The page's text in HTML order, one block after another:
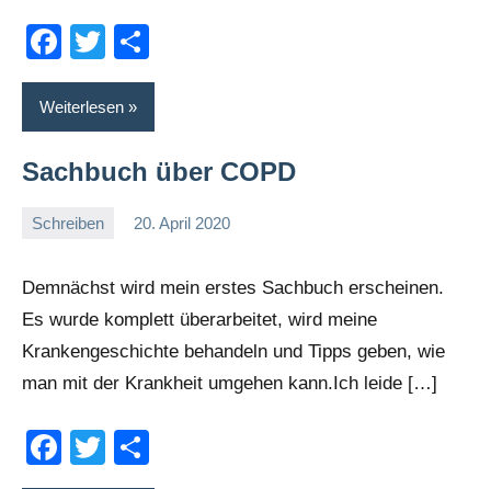
Facebook
Twitter
Weiterlesen
Sachbuch über COPD
Schreiben 20. April 2020
Demnächst wird mein erstes Sachbuch erscheinen.
Es wurde komplett überarbeitet, wird meine
Krankengeschichte behandeln und Tipps geben, wie
man mit der Krankheit umgehen kann.Ich leide […]
Facebook
Twitter